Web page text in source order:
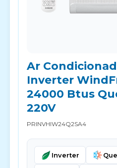
Ar
Inverter
24000 Btus
220V
PRINVHIW24Q2SA4
Inverter